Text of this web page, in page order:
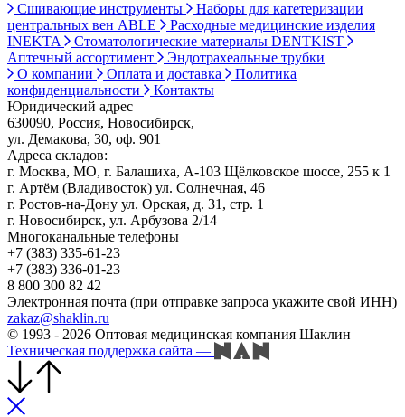
Сшивающие инструменты
Наборы для катетеризации
центральных вен ABLE
Расходные медицинские изделия
INEKTA
Стоматологические материалы DENTKIST
Аптечный ассортимент
Эндотрахеальные трубки
О компании
Оплата и доставка
Политика
конфиденциальности
Контакты
Юридический адрес
630090, Россия, Новосибирск,
ул. Демакова, 30, оф. 901
Адреса складов:
г. Москва, МО, г. Балашиха, А-103 Щёлковское шоссе, 255 к 1
г. Артём (Владивосток) ул. Солнечная, 46
г. Ростов-на-Дону ул. Орская, д. 31, стр. 1
г. Новосибирск, ул. Арбузова 2/14
Многоканальные телефоны
+7 (383) 335-61-23
+7 (383) 336-01-23
8 800 300 82 42
Электронная почта (при отправке запроса укажите свой ИНН)
zakaz@shaklin.ru
© 1993 - 2026 Оптовая медицинская компания Шаклин
Техническая поддержка сайта —